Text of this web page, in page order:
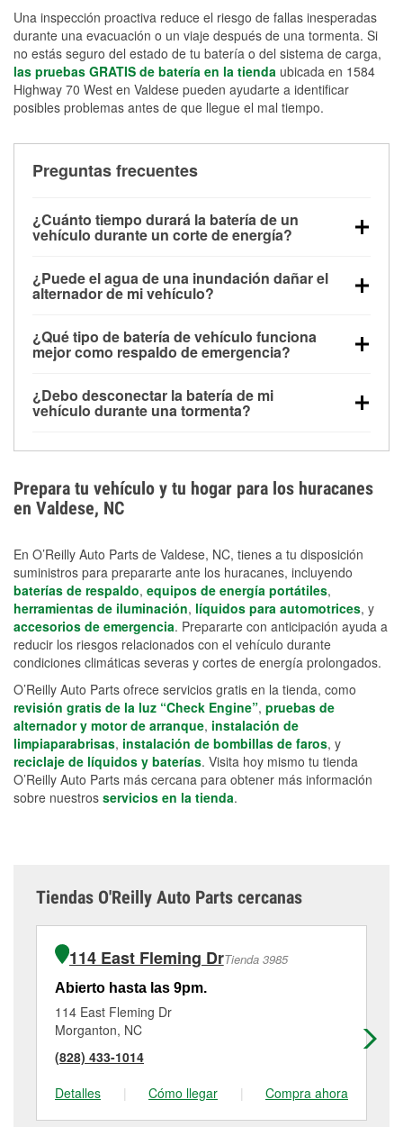
Una inspección proactiva reduce el riesgo de fallas inesperadas
durante una evacuación o un viaje después de una tormenta. Si
no estás seguro del estado de tu batería o del sistema de carga,
las pruebas GRATIS de batería en la tienda ubicada en 1584
Highway 70 West en Valdese pueden ayudarte a identificar
posibles problemas antes de que llegue el mal tiempo.
Preguntas frecuentes
¿Cuánto tiempo durará la batería de un
vehículo durante un corte de energía?
alimentar pequeños accesorios durante un tiempo
limitado, pero el uso repetido sin conducir el vehículo
contar con un equipo de carga de respaldo para
cortes prolongados.
¿Puede el agua de una inundación dañar el
alternador de mi vehículo?
parte baja del compartimento del motor y pueden
dañarse si se sumergen, lo que puede provocar una
días después de la exposición.
¿Qué tipo de batería de vehículo funciona
mejor como respaldo de emergencia?
para aplicaciones de ciclo profundo porque son
selladas, resistentes a las vibraciones y más
¿Debo desconectar la batería de mi
vehículo durante una tormenta?
los daños por inundación. Evitar el agua estancada y
preparar opciones de carga de respaldo son
medidas de protección más efectivas.
Prepara tu vehículo y tu hogar para los huracanes
en Valdese, NC
En O’Reilly Auto Parts de Valdese, NC, tienes a tu disposición
suministros para prepararte ante los huracanes, incluyendo
baterías de respaldo, equipos de energía portátiles,
herramientas de iluminación, líquidos para automotrices, y
accesorios de emergencia. Prepararte con anticipación ayuda a
reducir los riesgos relacionados con el vehículo durante
condiciones climáticas severas y cortes de energía prolongados.
O’Reilly Auto Parts ofrece servicios gratis en la tienda, como
revisión gratis de la luz “Check Engine”, pruebas de
alternador y motor de arranque, instalación de
limpiaparabrisas, instalación de bombillas de faros, y
reciclaje de líquidos y baterías. Visita hoy mismo tu tienda
O’Reilly Auto Parts más cercana para obtener más información
sobre nuestros servicios en la tienda.
Tiendas O'Reilly Auto Parts cercanas
114 East Fleming DrTienda 3985
Abierto hasta las 9pm.
114 East Fleming Dr
Morganton, NC
(828) 433-1014
Detalles
| Cómo llegar | Compra ahora